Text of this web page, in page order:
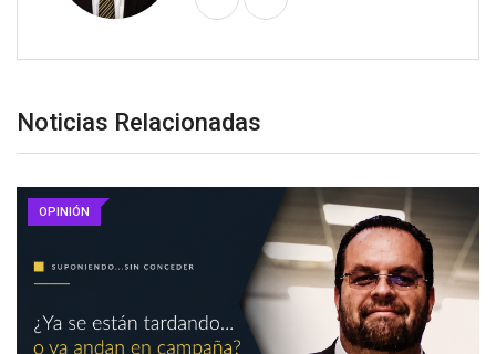
Noticias Relacionadas
OPINIÓN